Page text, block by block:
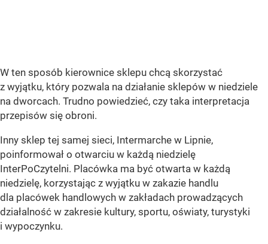
W ten sposób kierownice sklepu chcą skorzystać
z wyjątku, który pozwala na działanie sklepów w niedziele
na dworcach. Trudno powiedzieć, czy taka interpretacja
przepisów się obroni.
Inny sklep tej samej sieci, Intermarche w Lipnie,
poinformował o otwarciu w każdą niedzielę
InterPoCzytelni. Placówka ma być otwarta w każdą
niedzielę, korzystając z wyjątku w zakazie handlu
dla placówek handlowych w zakładach prowadzących
działalność w zakresie kultury, sportu, oświaty, turystyki
i wypoczynku.